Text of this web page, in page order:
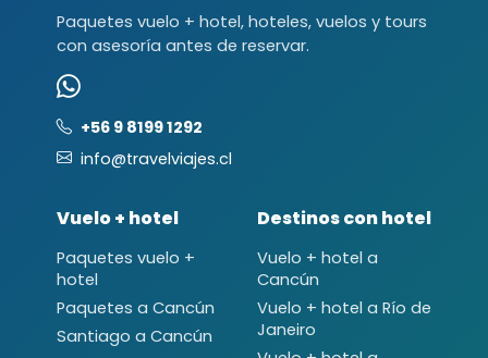
Paquetes vuelo + hotel, hoteles, vuelos y tours
con asesoría antes de reservar.
+56 9 8199 1292
info@travelviajes.cl
Vuelo + hotel
Paquetes vuelo +
hotel
Paquetes a Cancún
Santiago a Cancún
Destinos con hotel
Vuelo + hotel a
Cancún
Vuelo + hotel a Río de
Janeiro